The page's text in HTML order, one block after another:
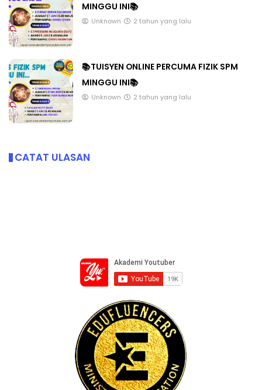
MINGGU INI📚
Unknown 2 tahun yang lalu
📚TUISYEN ONLINE PERCUMA FIZIK SPM
MINGGU INI📚
Unknown 2 tahun yang lalu
CATAT ULASAN